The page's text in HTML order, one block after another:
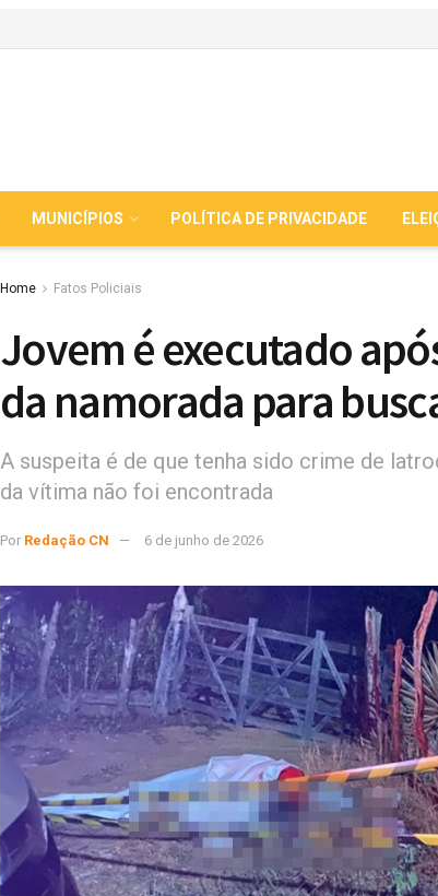
MUNICÍPIOS POLÍTICA DE PRIVACIDADE
Home Fatos Policiais
Jovem é executado
da namorada para
A suspeita é de que tenha sido crime de
da vítima não foi encontrada
Por Redação CN 6 de junho de 2026